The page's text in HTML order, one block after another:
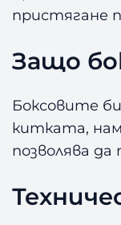
пристягане
Защо
Боксовите
китката,
позволява